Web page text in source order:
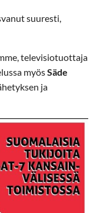
suuresti,
televisiotuottaja
myösSäde
ja